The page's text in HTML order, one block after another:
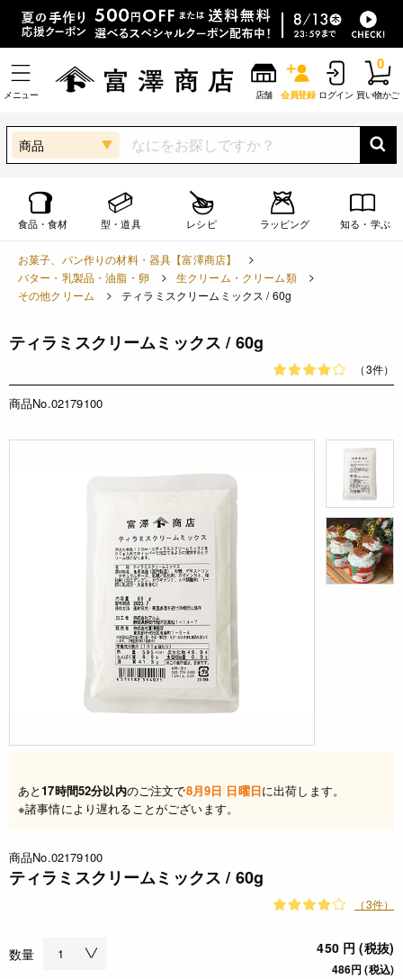
メニュー 店舗 会員登録 ログイン 買い物かご
0
商品
食品・食材 型・道具 レシピ ラッピング 知る・学ぶ
お菓子、パン作りの材料・器具【富澤商店】
バター・乳製品・油脂・卵
生クリーム・クリーム類
その他クリーム
ティラミスクリームミックス / 60g
ティラミスクリームミックス / 60g
（3件）
商品No.02179100
あと17時間52分以内のご注文で8月9日 日曜日に出荷します。
※諸事情により遅れることがございます。
商品No.02179100
ティラミスクリームミックス / 60g
（3件）
数量 450 円 (税抜)
486円 (税込)